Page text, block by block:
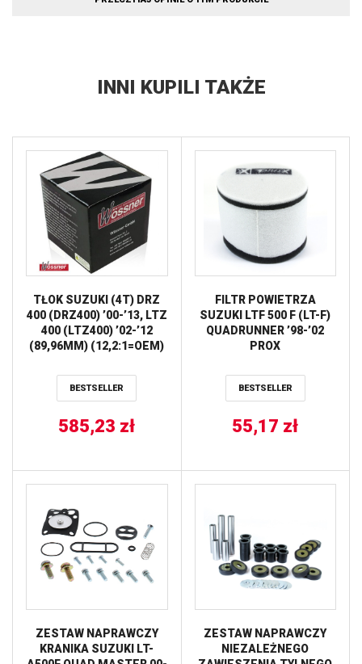
INNI KUPILI TAKŻE
TŁOK SUZUKI (4T) DRZ
400 (DRZ400) ’00-’13, LTZ
400 (LTZ400) ’02-’12
(89,96MM) (12,2:1=OEM)
BESTSELLER
585,23 zł
FILTR POWIETRZA
SUZUKI LTF 500 F (LT-F)
QUADRUNNER ’98-’02
PROX
BESTSELLER
55,17 zł
ZESTAW NAPRAWCZY
KRANIKA SUZUKI LT-
ZESTAW NAPRAWCZY
NIEZALEŻNEGO